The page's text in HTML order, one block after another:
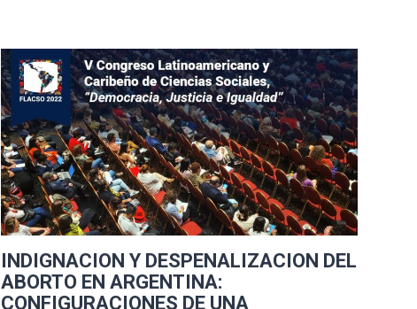
INDIGNACION Y DESPENALIZACION DEL
ABORTO EN ARGENTINA:
CONFIGURACIONES DE UNA